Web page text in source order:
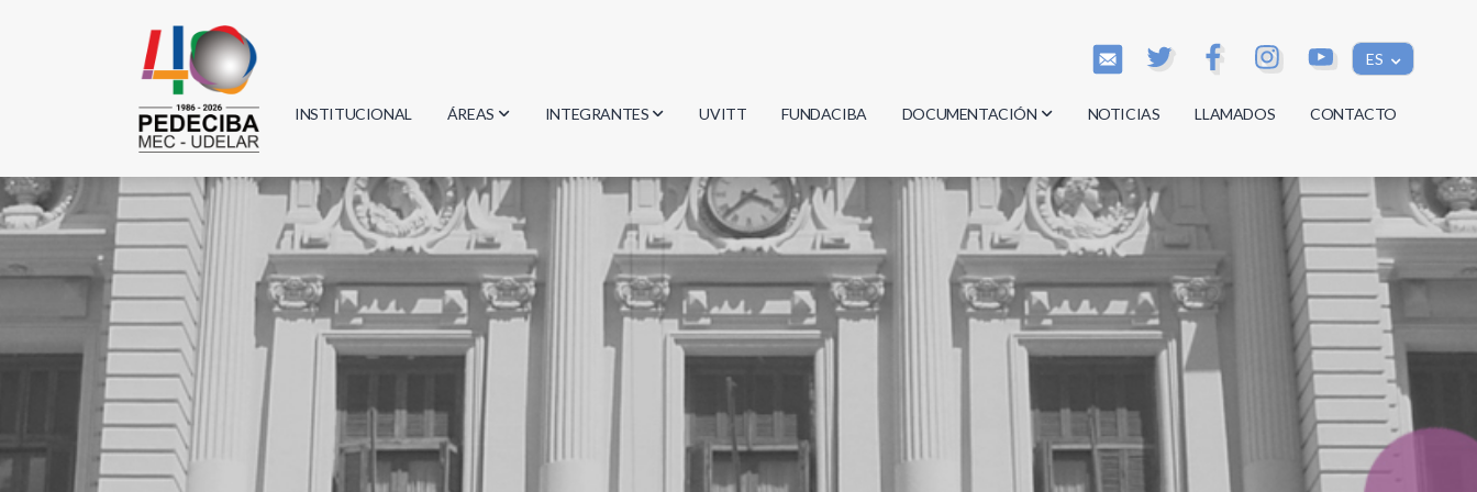
ES
INSTITUCIONAL ÁREAS
Biología
Física
Geociencias
Informática
Matemática
INTEGRANTES
Investigadores
Estudiantes
Egresados
UVITT FUNDACIBA DOCUMENTACIÓN
Actas
Reglamentos
Documentos
NOTICIAS LLAMADOS CONTACTO